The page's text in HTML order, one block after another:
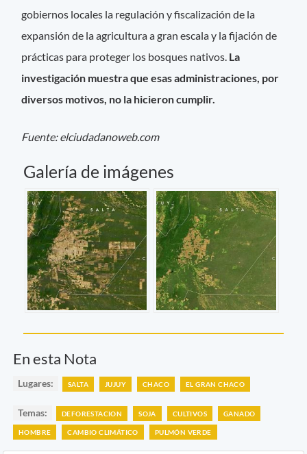
gobiernos locales la regulación y fiscalización de la
expansión de la agricultura a gran escala y la fijación de
prácticas para proteger los bosques nativos. La
investigación muestra que esas administraciones, por
diversos motivos, no la hicieron cumplir.
Fuente: elciudadanoweb.com
Galería de imágenes
En esta Nota
Lugares: SALTA JUJUY CHACO EL GRAN CHACO
Temas: DEFORESTACION SOJA CULTIVOS GANADO
HOMBRE CAMBIO CLIMÁTICO PULMÓN VERDE